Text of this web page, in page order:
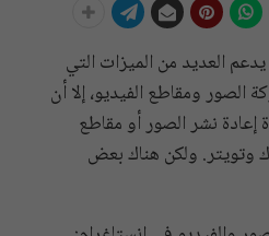
رغم أن تطبيق Instagram يدعم العديد من الميزات التي
ومقاطع الفيديو، إلا أن
إعادة نشر الصور أو مقاطع
وتويتر. ولكن هناك بعض